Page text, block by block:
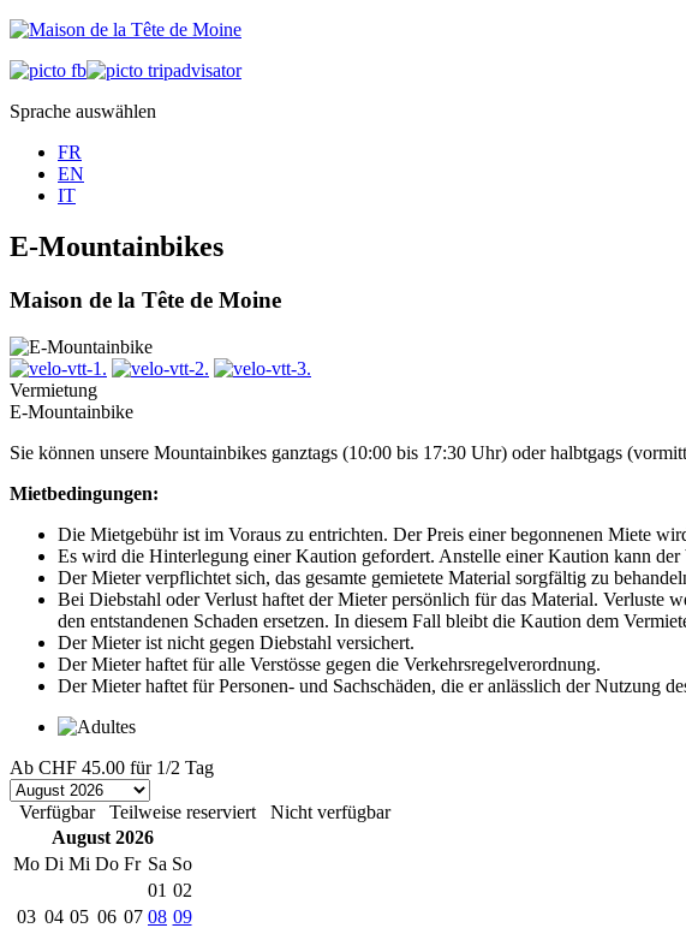
Sprache auswählen
FR
EN
IT
E-Mountainbikes
Maison de la Tête de Moine
Vermietung
E-Mountainbike
Sie können unsere Mountainbikes ganztags (10:00 bis 17:30 Uhr) oder halbtgags
Mietbedingungen:
Die Mietgebühr ist im Voraus zu entrichten. Der Preis einer begonnenen Miete
Es wird die Hinterlegung einer Kaution gefordert. Anstelle einer Kaution kann der
Der Mieter verpflichtet sich, das gesamte gemietete Material sorgfältig zu
Bei Diebstahl oder Verlust haftet der Mieter persönlich für das Material. Verluste
den entstandenen Schaden ersetzen. In diesem Fall bleibt die Kaution dem
Der Mieter ist nicht gegen Diebstahl versichert.
Der Mieter haftet für alle Verstösse gegen die Verkehrsregelverordnung.
Der Mieter haftet für Personen- und Sachschäden, die er anlässlich der Nutzung
Ab CHF 45.00 für 1/2 Tag
Verfügbar Teilweise reserviert
Nicht verfügbar
August 2026
Mo Di Mi Do Fr Sa So
01 02
03 04 05 06 07 08 09